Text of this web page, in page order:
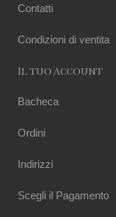
Contatti
Condizioni di ventita
Il tuo Account
Bacheca
Ordini
Indirizzi
Scegli il Pagamento